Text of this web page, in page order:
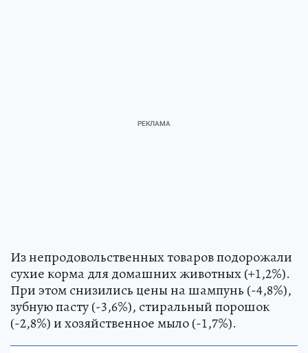
Из непродовольственных товаров подорожали
сухие корма для домашних животных (+1,2%).
При этом снизились цены на шампунь (-4,8%),
зубную пасту (-3,6%), стиральный порошок
(-2,8%) и хозяйственное мыло (-1,7%).